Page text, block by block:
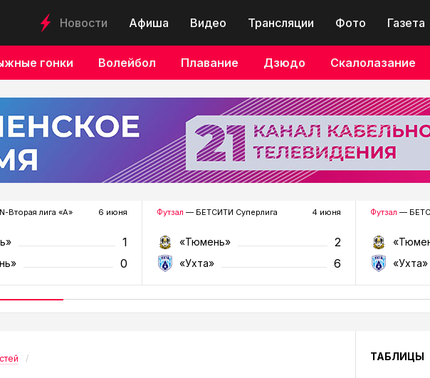
Новости Афиша Видео Трансляции Фото Газета
гонки Волейбол Плавание Дзюдо Скалолазание
Вторая лига «А» 6 июня
1
0
Футзал — БЕТСИТИ Суперлига 4 июня
«Тюмень» 2
«Ухта» 6
Футзал —
«Ухта»
ТАБЛИЦЫ